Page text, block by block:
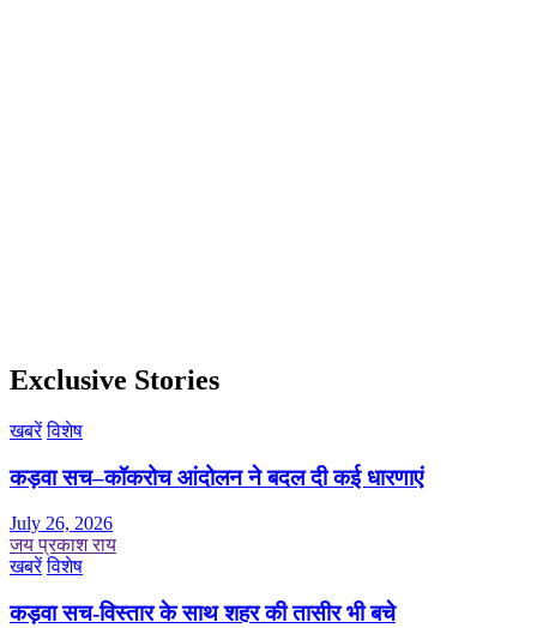
Exclusive Stories
खबरें विशेष
कड़वा सच–कॉकरोच आंदोलन ने बदल दी कई धारणाएं
July 26, 2026
जय प्रकाश राय
खबरें विशेष
कड़वा सच-विस्तार के साथ शहर की तासीर भी बचे